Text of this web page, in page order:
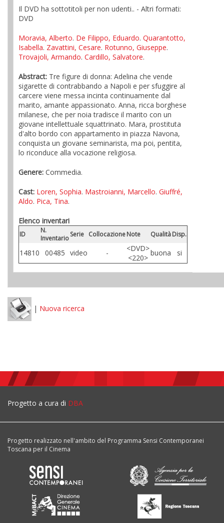
Il DVD ha sottotitoli per non udenti.. - Altri formati:
DVD
Moravia, Alberto. De Filippo, Eduardo. Quarantotto,
Isabella. Zavattini, Cesare. Rotunno, Giuseppe.
Trovajoli, Armando. Cardillo, Salvatore.
Abstract: Tre figure di donna: Adelina che vende
sigarette di contrabbando a Napoli e per sfuggire al
carcere viene messa incinta continuamente dal
marito, amante appassionato. Anna, ricca borghese
milanese, che per noia tradisce il marito con un
giovane intellettuale squattrinato. Mara, prostituta
d'alto bordo con appartamento in piazza Navona,
conquista un giovane seminarista, ma poi, pentita,
lo riconduce alla vocazione religiosa.
Genere: Commedia.
Cast: Loren, Sophia. Mastroianni, Marcello. Giuffré,
Aldo. Pica, Tina.
Elenco inventari
ID
N.
InventarioSerie CollocazioneNote QualitàDisp.
14810 00485 video -
<DVD>
<220>
buona si
| Nuova ricerca
Progetto a cura di DBA
Progetto realizzato nell'ambito del Programma Sensi Contemporanei
Toscana per il Cinema